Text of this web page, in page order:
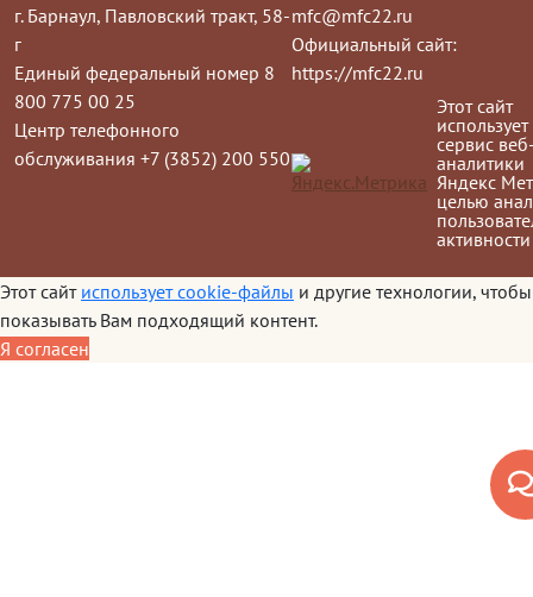
г. Барнаул, Павловский тракт, 58-
г
Единый федеральный номер 8
800 775 00 25
Центр телефонного
обслуживания +7 (3852) 200 550
mfc@mfc22.ru
Официальный сайт:
https://mfc22.ru
Этот сайт
использует
сервис
аналитики
Яндекс
целью
активности
Этот сайт использует cookie-файлы и другие технологии, чтобы
показывать Вам подходящий контент.
Я согласен